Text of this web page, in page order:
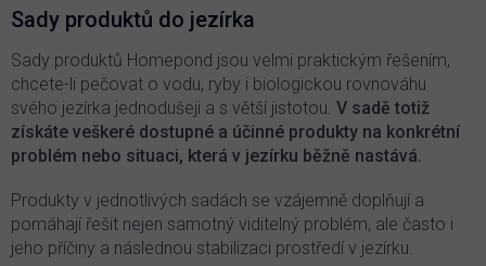
d
a
c
p
r
v
k
v
ý
p
i
Sady produktů do jezírka
Sady produktů Homepond jsou velmi praktickým řešením,
chcete-li pečovat o vodu, ryby i biologickou rovnováhu
svého jezírka jednodušeji a s větší jistotou. V sadě totiž
získáte veškeré dostupné a účinné produkty na konkrétní
problém nebo situaci, která v jezírku běžně nastává.
Produkty v jednotlivých sadách se vzájemně doplňují a
pomáhají řešit nejen samotný viditelný problém, ale často i
jeho příčiny a následnou stabilizaci prostředí v jezírku.